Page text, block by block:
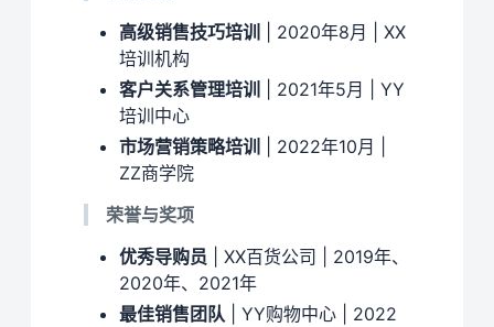
高级销售技巧培训
| 2020年8月 | XX
培训机构
客户关系管理培训
| 2021年5月 | YY
培训中心
市场营销策略培训
| 2022年10月 |
ZZ商学院
荣誉与奖项
优秀导购员 | XX百货公司 | 2019年、
2020年、2021年
最佳销售团队 | YY购物中心 | 2022